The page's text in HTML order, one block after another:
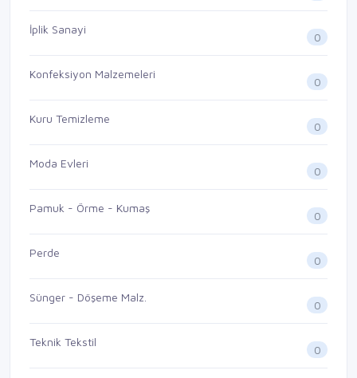
İplik Sanayi
0
Konfeksiyon Malzemeleri
0
Kuru Temizleme
0
Moda Evleri
0
Pamuk - Örme - Kumaş
0
Perde
0
Sünger - Döşeme Malz.
0
Teknik Tekstil
0